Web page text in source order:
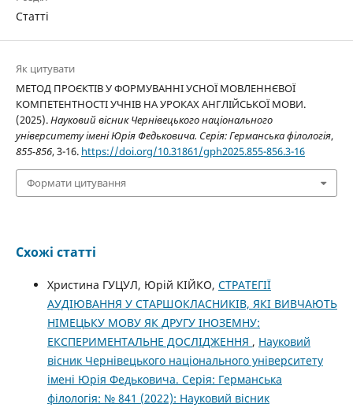
Статті
Як цитувати
МЕТОД ПРОЄКТІВ У ФОРМУВАННІ УСНОЇ МОВЛЕННЄВОЇ
КОМПЕТЕНТНОСТІ УЧНІВ НА УРОКАХ АНГЛІЙСЬКОЇ МОВИ.
(2025).Науковий вісник Чернівецького національного
університету імені Юрія Федьковича. Серія: Германська філологія,
855-856, 3-16. https://doi.org/10.31861/gph2025.855-856.3-16
Формати цитування
Схожі статті
Христина ГУЦУЛ, Юрій КІЙКО, СТРАТЕГІЇ
АУДІЮВАННЯ У СТАРШОКЛАСНИКІВ, ЯКІ ВИВЧАЮТЬ
НІМЕЦЬКУ МОВУ ЯК ДРУГУ ІНОЗЕМНУ:
ЕКСПЕРИМЕНТАЛЬНЕ ДОСЛІДЖЕННЯ , Науковий
вісник Чернівецького національного університету
імені Юрія Федьковича. Серія: Германська
філологія: № 841 (2022): Науковий вісник